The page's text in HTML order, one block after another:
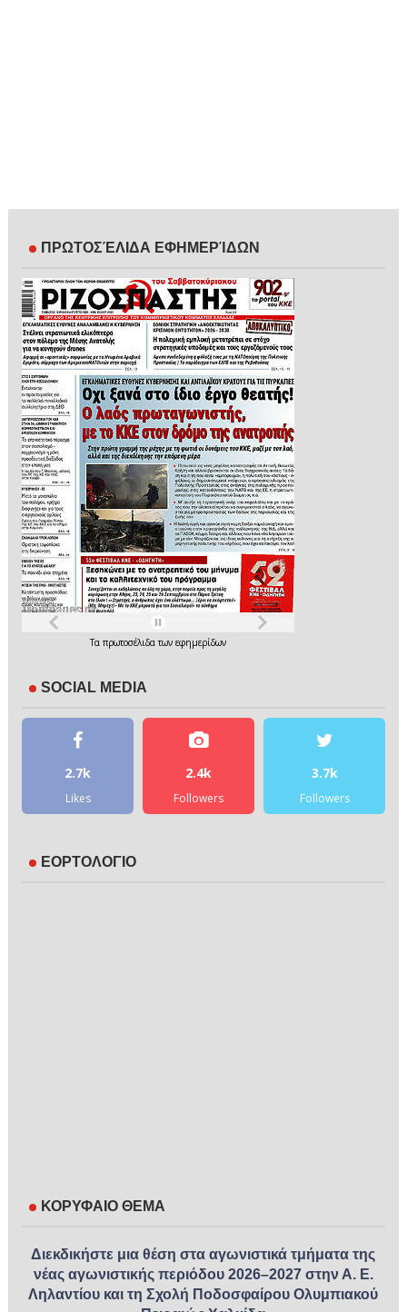
ΠΡΩΤΟΣΈΛΙΔΑ ΕΦΗΜΕΡΊΔΩΝ
Τα πρωτοσέλιδατων εφημερίδων
SOCIAL MEDIA
2.7k
Likes
2.4k
Followers
3.7k
Followers
ΕΟΡΤΟΛΟΓΙΟ
ΚΟΡΥΦΑΙΟ ΘΕΜΑ
Διεκδικήστε μια θέση στα αγωνιστικά τμήματα της
νέας αγωνιστικής περιόδου 2026–2027 στην Α. Ε.
Ληλαντίου και τη Σχολή Ποδοσφαίρου Ολυμπιακού